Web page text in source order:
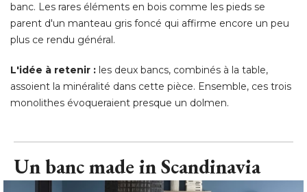
banc. Les rares éléments en bois comme les pieds se
parent d'un manteau gris foncé qui affirme encore un peu
plus ce rendu général.
L'idée à retenir : les deux bancs, combinés à la table,
assoient la minéralité dans cette pièce. Ensemble, ces trois
monolithes évoqueraient presque un dolmen.
Un banc made in Scandinavia